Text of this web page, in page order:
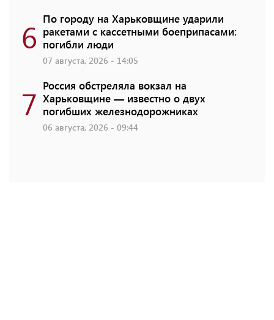
6 По городу на Харьковщине ударили
ракетами с кассетными боеприпасами:
погибли люди
07 августа, 2026 - 14:05
7 Россия обстреляла вокзал на
Харьковщине — известно о двух
погибших железнодорожниках
06 августа, 2026 - 09:44